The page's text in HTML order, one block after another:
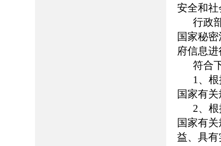
安全和
行政
国家秘
府信息
符合
1、
国家有
2、
国家有
益、具